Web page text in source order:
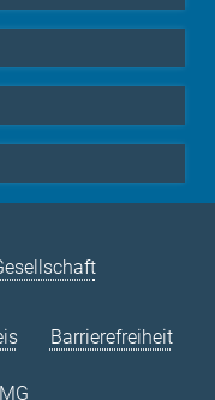
Barrierefreiheit